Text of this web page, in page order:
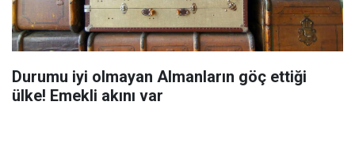
Durumu iyi olmayan Almanların göç ettiği
ülke! Emekli akını var